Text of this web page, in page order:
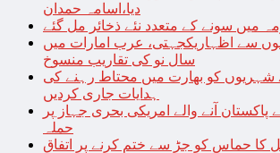
دیا،اسامہ حمدان
میں سونے کے متعدد نئے ذخائر مل گئے
سے اظہاریکجہتی، عرب امارات میں
سال نو کی تقاریب منسوخ
شہریوں کو بھارت میں محتاط رہنے کی
ہدایات جاری کردیں
آنے والے امریکی بحری جہاز پر
حملہ
کا حماس کو جڑ سے ختم کرنے پر اتفاق